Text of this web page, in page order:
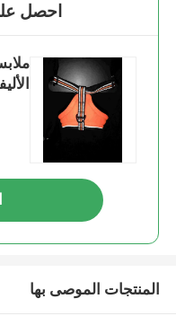
احصل
المنتجات الموصى بها